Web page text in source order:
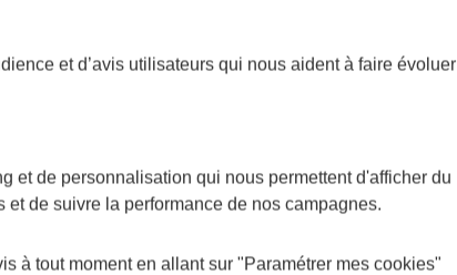
et d’avis utilisateurs qui nous aident à faire évoluer
et de personnalisation qui nous permettent d'afficher du
de suivre la performance de nos campagnes.
à tout moment en allant sur "Paramétrer mes cookies"